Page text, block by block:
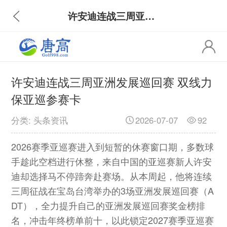
许安迪连战三周亚洲发展巡回赛 双线力保亚巡参赛卡
许安迪连战三周亚洲发展巡回赛 双线力
保亚巡参赛卡
分类: 头条资讯 92
2026-07-07
2026赛季亚巡赛进入到短暂的休赛窗口期，多数球
手趁此空档进行休整，来自中国的亚巡赛新人许安
迪却选择马不停蹄奔赴赛场。从本周起，他将连续
三周征战在宝岛台湾举办的3场亚洲发展巡回赛（A
DT），全力提升自己的亚洲发展巡回赛奖金榜排
名，冲击年终榜单前十，以此锁定2027赛季亚巡赛